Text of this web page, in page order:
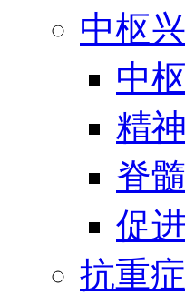
中枢
中
精
脊
促
抗重